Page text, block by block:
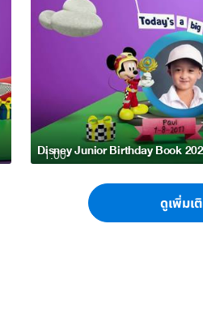
1:00
Disney Junior Birthday Book
ดูเพิ่มเ